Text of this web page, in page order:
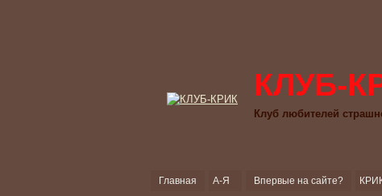
КЛУБ-
Клуб любителей
Главная А-Я Впервые на сайте?